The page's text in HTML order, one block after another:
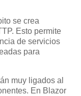
se crea
Esto permite
de servicios
para
muy ligados al
En Blazor